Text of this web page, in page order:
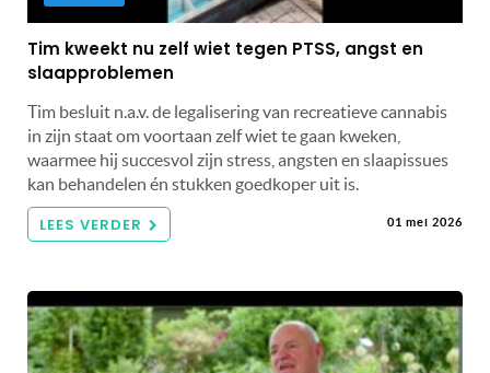
Tim kweekt nu zelf wiet tegen PTSS, angst en
slaapproblemen
Tim besluit n.a.v. de legalisering van recreatieve cannabis
in zijn staat om voortaan zelf wiet te gaan kweken,
waarmee hij succesvol zijn stress, angsten en slaapissues
kan behandelen én stukken goedkoper uit is.
LEES VERDER 01 mei 2026